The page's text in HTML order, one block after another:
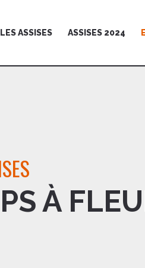
LES ASSISES ASSISES 2024
À